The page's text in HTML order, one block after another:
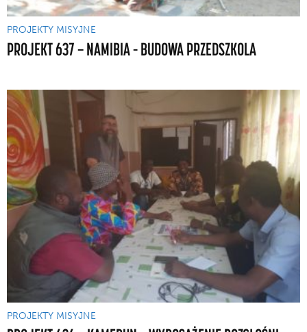
PROJEKTY MISYJNE
PROJEKT 637 — NAMIBIA – BUDOWA PRZEDSZKOLA
PROJEKTY MISYJNE